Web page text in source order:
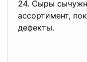
24. Сыры
ассортимент,
дефекты.